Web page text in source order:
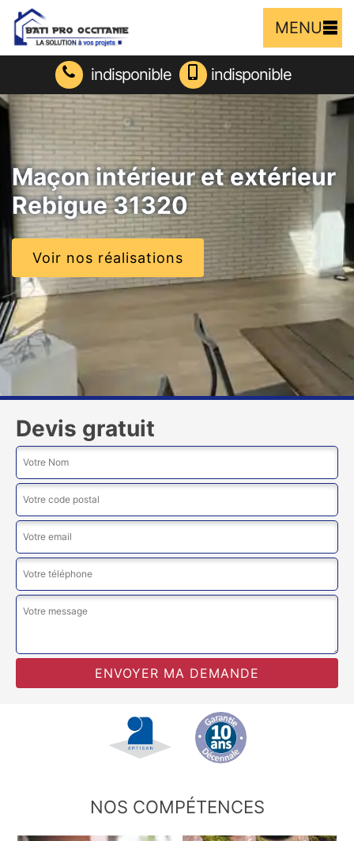
MENU
indisponible indisponible
Maçon intérieur et extérieur
Rebigue 31320
Voir nos réalisations
Devis gratuit
NOS COMPÉTENCES